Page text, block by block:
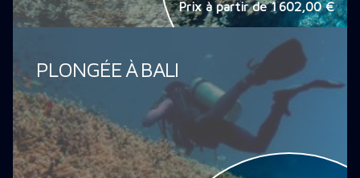
Prix à partir de1 602,00 €
PLONGÉE À BALI